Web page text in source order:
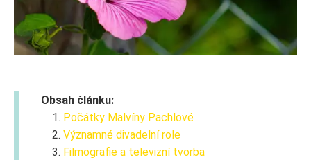
Obsah článku:
Počátky Malvíny Pachlové
Významné divadelní role
Filmografie a televizní tvorba